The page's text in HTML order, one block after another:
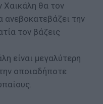
Χαικάλη θα τον
ανεβοκατεβάζει την
τον βάζεις
είναι μεγαλύτερη
οποιαδήποτε